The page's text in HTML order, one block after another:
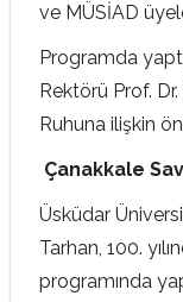
ve MÜSİAD
Programda
Rektörü Prof.
Ruhuna ilişkin
Çanakkale
Üsküdar
Tarhan, 100.
programında